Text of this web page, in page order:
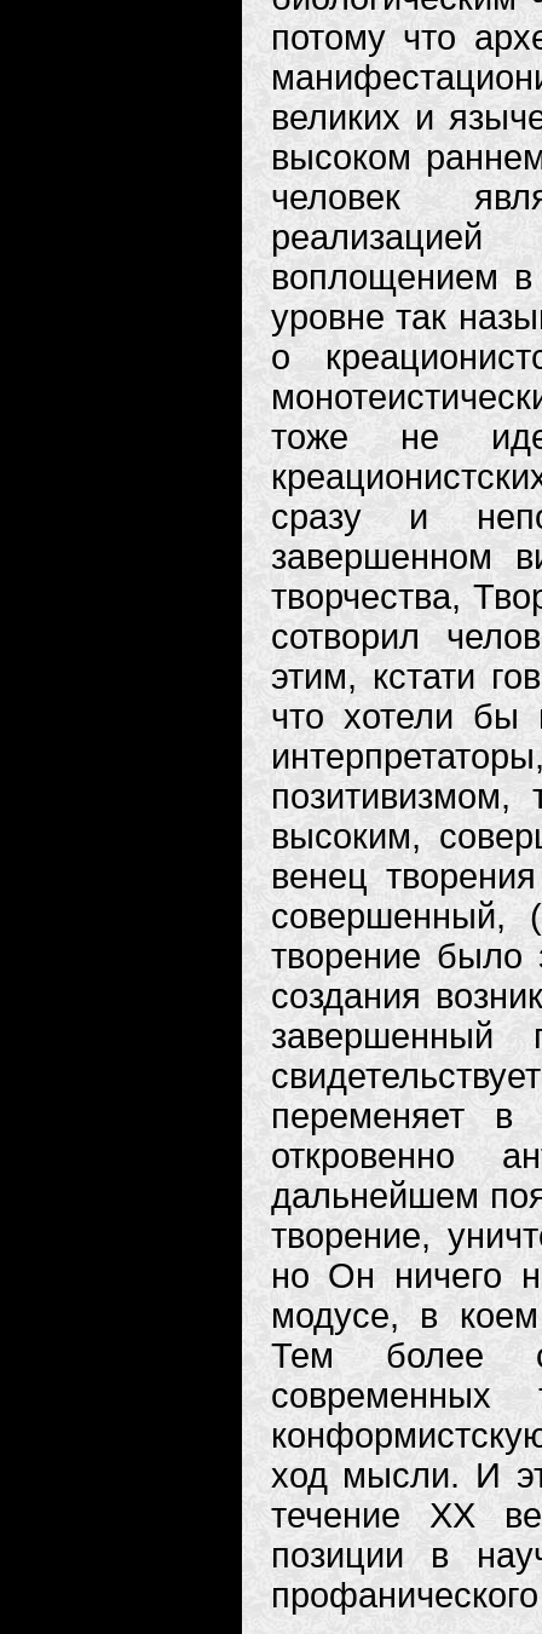
потому что
великих и
высоком
человек
реализацией
воплощением
уровне так
о
тоже не
сразу и
завершенном
творчества,
сотворил
этим, кстати
что хотели бы
позитивизмом,
высоким,
венец
совершенный, (
творение было
создания
завершенный
переменяет
откровенно
дальнейшем
творение,
но Он ничего
модусе, в
Тем более
современных
ход мысли. И
течение XX
позиции в